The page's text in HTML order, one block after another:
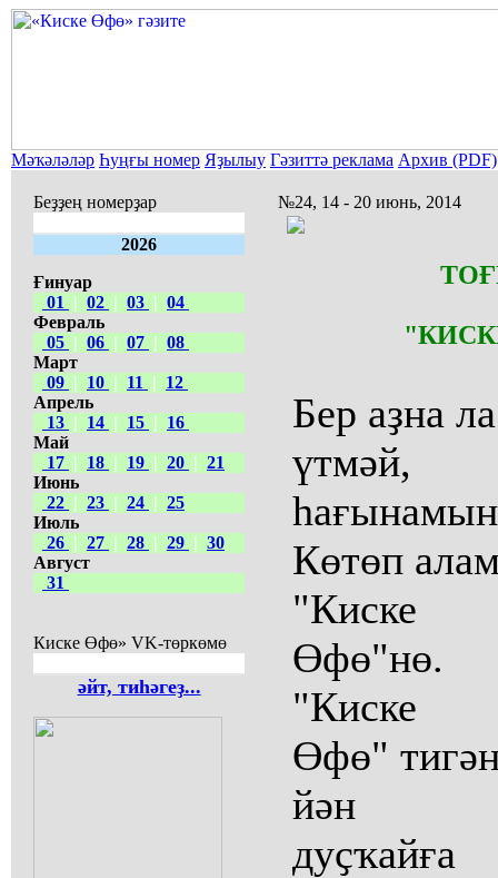
Мәҡәләләр Һуңғы номер Яҙылыу Гәзиттә реклама Архив (PDF)
Беҙҙең номерҙар
2026
Ғинуар
01
| 02 | 03 | 04
Февраль
05 | 06 | 07 | 08
Март
09 | 10 | 11 |
12
Апрель
13 | 14 | 15 |
16
Май
17 | 18 | 19 | 20 | 21
Июнь
22 | 23 | 24 | 25
Июль
26 | 27 | 28 | 29 | 30
Август
31
Киске Өфө» VK-төркөмө
әйт, тиһәгеҙ...
№24, 14 - 20 июнь, 2014
Бер аҙна ла
үтмәй,
Көтөп
"Киске
Өфө"нө.
"Киске
Өфө"
йән
дуҫҡайға